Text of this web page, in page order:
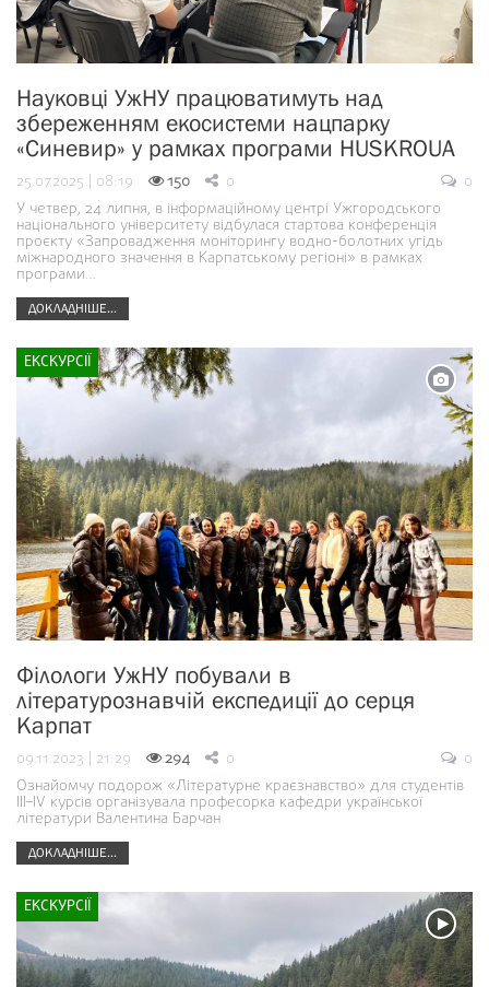
Науковці УжНУ працюватимуть над
збереженням екосистеми нацпарку
«Синевир» у рамках програми HUSKROUA
25.07.2025 | 08:19 150 0
0
У четвер, 24 липня, в інформаційному центрі Ужгородського
національного університету відбулася стартова конференція
проєкту «Запровадження моніторингу водно-болотних угідь
міжнародного значення в Карпатському регіоні» в рамках
програми…
ДОКЛАДНІШЕ...
ЕКСКУРСІЇ
Філологи УжНУ побували в
літературознавчій експедиції до серця
Карпат
09.11.2023 | 21:29 294 0
0
Ознайомчу подорож «Літературне краєзнавство» для студентів
III–IV курсів організувала професорка кафедри української
літератури Валентина Барчан
ДОКЛАДНІШЕ...
ЕКСКУРСІЇ